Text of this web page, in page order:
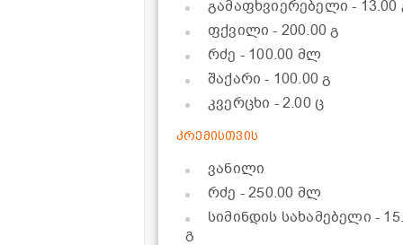
გამაფხვიერებელი- 13.00
ფქვილი- 200.00 გ
რძე - 100.00 მლ
შაქარი- 100.00 გ
კვერცხი - 2.00 ც
კრემისთვის
ვანილი
რძე - 250.00 მლ
სიმინდის სახამებელი -
გ